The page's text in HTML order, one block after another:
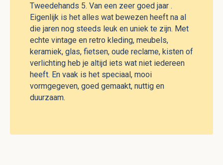
Tweedehands 5. Van een zeer goed jaar .
Eigenlijk is het alles wat bewezen heeft na al
die jaren nog steeds leuk en uniek te zijn. Met
echte vintage en retro kleding, meubels,
keramiek, glas, fietsen, oude reclame, kisten of
verlichting heb je altijd iets wat niet iedereen
heeft. En vaak is het speciaal, mooi
vormgegeven, goed gemaakt, nuttig en
duurzaam.